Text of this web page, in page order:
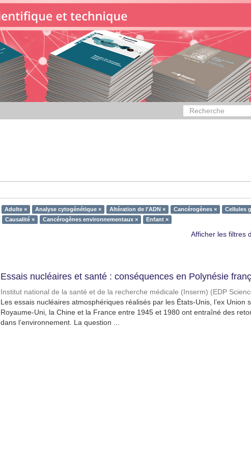
Adulte × Analyse cytogénétique × Altération de l'ADN × Cancérogènes ×
Cellules
Causalité × Cancérogènes environnementaux × Enfant ×
Afficher les filtres
Essais nucléaires et santé : conséquences en Polynésie
Institut national de la santé et de la recherche médicale (Inserm) (EDP
Les essais nucléaires atmosphériques réalisés par les États-Unis, l’ex Union
Royaume-Uni, la Chine et la France entre 1945 et 1980 ont entraîné des
dans l’environnement. La question ...